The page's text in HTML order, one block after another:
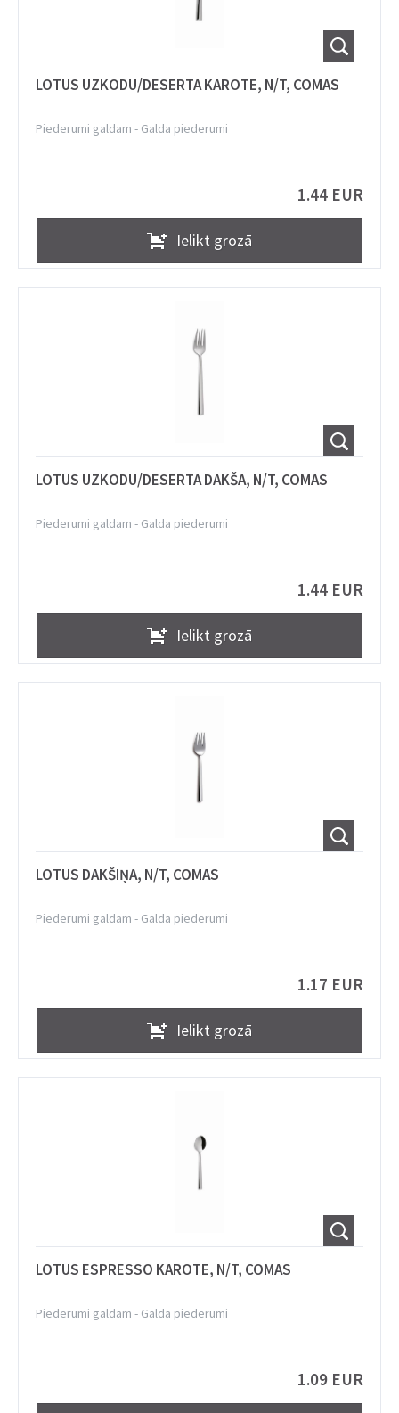
LOTUS UZKODU/DESERTA KAROTE, N/T, COMAS
Piederumi galdam - Galda piederumi
1.44 EUR
Ielikt grozā
LOTUS UZKODU/DESERTA DAKŠA, N/T, COMAS
Piederumi galdam - Galda piederumi
1.44 EUR
Ielikt grozā
LOTUS DAKŠIŅA, N/T, COMAS
Piederumi galdam - Galda piederumi
1.17 EUR
Ielikt grozā
LOTUS ESPRESSO KAROTE, N/T, COMAS
Piederumi galdam - Galda piederumi
1.09 EUR